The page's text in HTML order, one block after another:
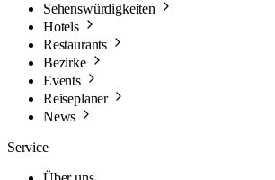
Sehenswürdigkeiten
Hotels
Restaurants
Bezirke
Events
Reiseplaner
News
Service